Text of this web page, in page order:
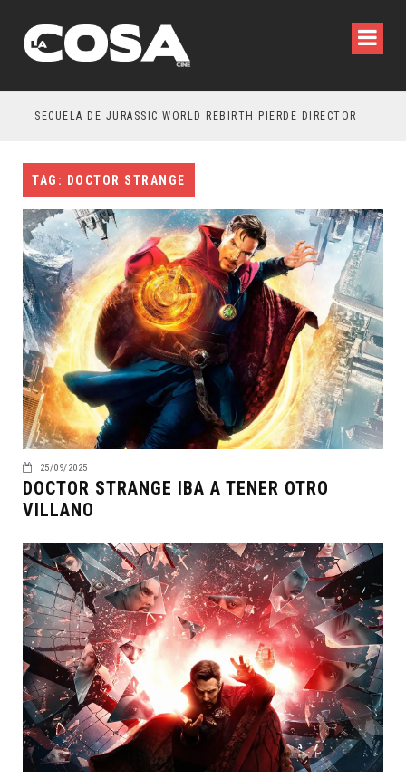
SECUELA DE JURASSIC WORLD REBIRTH PIERDE DIRECTOR
TAG: DOCTOR STRANGE
25/09/2025
DOCTOR STRANGE IBA A TENER OTRO
VILLANO